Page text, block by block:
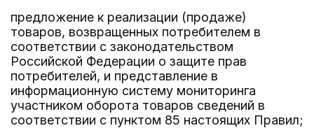
предложение к реализации (продаже)
товаров, возвращенных потребителем в
соответствии с законодательством
Российской Федерации о защите прав
потребителей, и представление в
информационную систему мониторинга
участником оборота товаров сведений в
соответствии с пунктом 85 настоящих Правил;